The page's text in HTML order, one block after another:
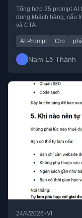
Tổng hợp 25 prompt AI
dung khách hàng, cấu
và CTA.
AI Prompt Cro
Nam Lê Thành
24/4/2026•VI